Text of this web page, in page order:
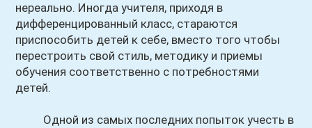
нереально. Иногда учителя, приходя в
дифференцированный класс, стараются
приспособить детей к себе, вместо того чтобы
перестроить свой стиль, методику и приемы
обучения соответственно с потребностями
детей.
Одной из самых последних попыток учесть в